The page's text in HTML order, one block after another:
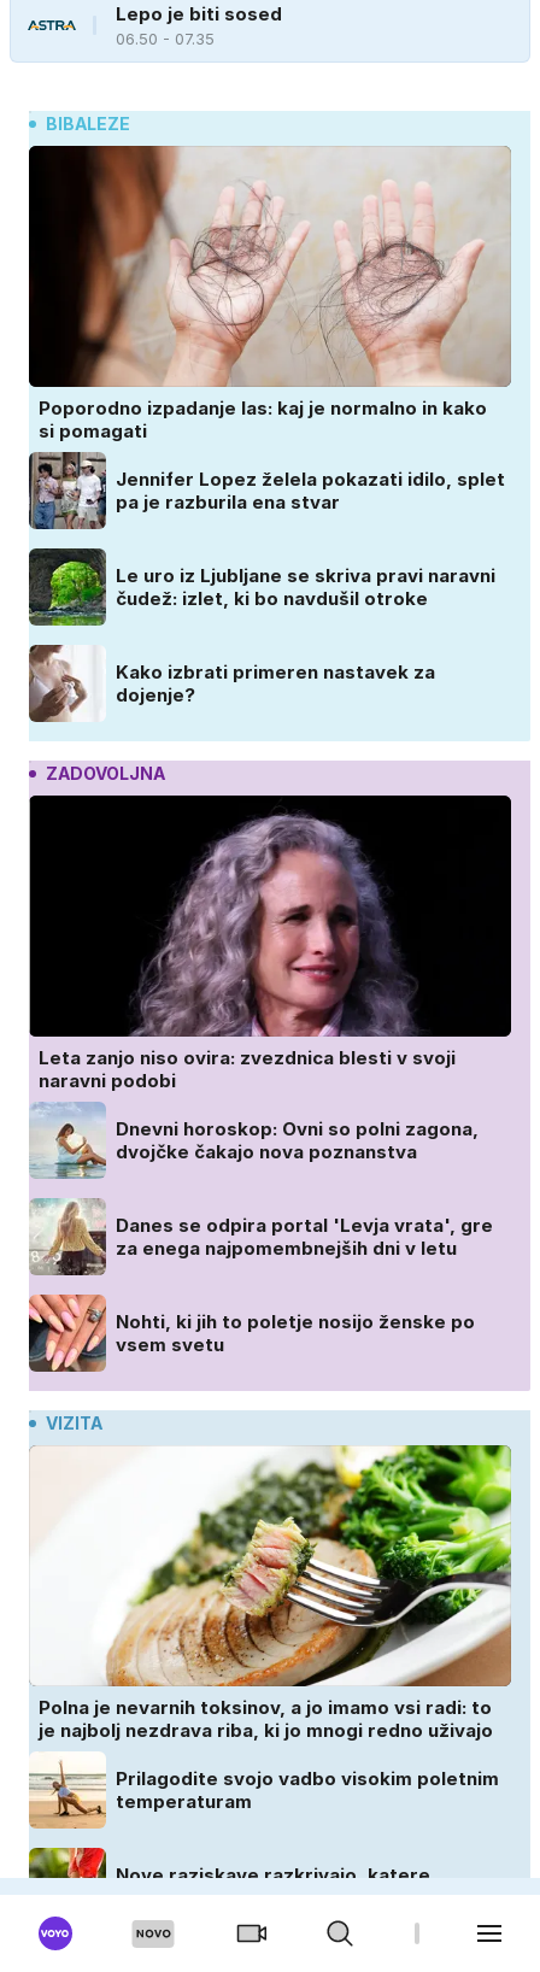
Lepo je biti sosed
06.50 - 07.35
BIBALEZE
Poporodno izpadanje las: kaj je normalno in kako
si pomagati
Jennifer Lopez želela pokazati idilo, splet
pa je razburila ena stvar
Le uro iz Ljubljane se skriva pravi naravni
čudež: izlet, ki bo navdušil otroke
Kako izbrati primeren nastavek za
dojenje?
ZADOVOLJNA
Leta zanjo niso ovira: zvezdnica blesti v svoji
naravni podobi
Dnevni horoskop: Ovni so polni zagona,
dvojčke čakajo nova poznanstva
Danes se odpira portal 'Levja vrata', gre
za enega najpomembnejših dni v letu
Nohti, ki jih to poletje nosijo ženske po
vsem svetu
VIZITA
Polna je nevarnih toksinov, a jo imamo vsi radi: to
je najbolj nezdrava riba, ki jo mnogi redno uživajo
Prilagodite svojo vadbo visokim poletnim
temperaturam
Nove raziskave razkrivajo, katere
bakterije na koži privlačijo komarje